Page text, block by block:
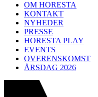
OM HORESTA
KONTAKT
NYHEDER
PRESSE
HORESTA PLAY
EVENTS
OVERENSKOMST
ÅRSDAG 2026